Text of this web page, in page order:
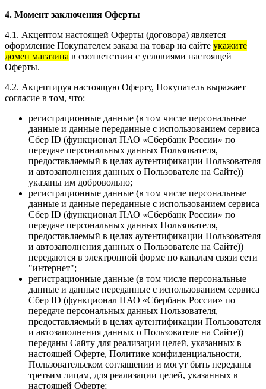
4. Момент заключения Оферты
4.1. Акцептом настоящей Оферты (договора) является
оформление Покупателем заказа на товар на сайте укажите
домен магазина в соответствии с условиями настоящей
Оферты.
4.2. Акцептируя настоящую Оферту, Покупатель выражает
согласие в том, что:
регистрационные данные (в том числе персональные
данные и данные переданные с использованием сервиса
Сбер ID (функционал ПАО «Сбербанк России» по
передаче персональных данных Пользователя,
предоставляемый в целях аутентификации Пользователя
и автозаполнения данных о Пользователе на Сайте))
указаны им добровольно;
регистрационные данные (в том числе персональные
данные и данные переданные с использованием сервиса
Сбер ID (функционал ПАО «Сбербанк России» по
передаче персональных данных Пользователя,
предоставляемый в целях аутентификации Пользователя
и автозаполнения данных о Пользователе на Сайте))
передаются в электронной форме по каналам связи сети
"интернет";
регистрационные данные (в том числе персональные
данные и данные переданные с использованием сервиса
Сбер ID (функционал ПАО «Сбербанк России» по
передаче персональных данных Пользователя,
предоставляемый в целях аутентификации Пользователя
и автозаполнения данных о Пользователе на Сайте))
переданы Сайту для реализации целей, указанных в
настоящей Оферте, Политике конфиденциальности,
Пользовательском соглашении и могут быть переданы
третьим лицам, для реализации целей, указанных в
настоящей Оферте;